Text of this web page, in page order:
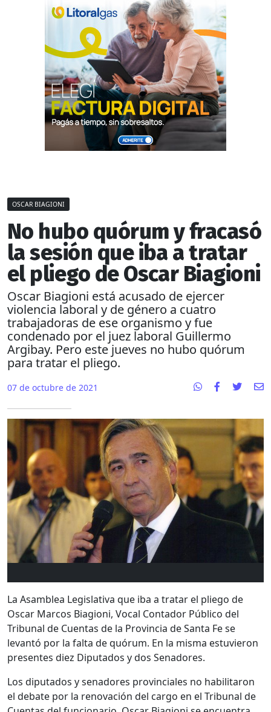
OSCAR BIAGIONI
No hubo quórum y fracasó
la sesión que iba a tratar
el pliego de Oscar Biagioni
Oscar Biagioni está acusado de ejercer
violencia laboral y de género a cuatro
trabajadoras de ese organismo y fue
condenado por el juez laboral Guillermo
Argibay. Pero este jueves no hubo quórum
para tratar el pliego.
07 de octubre de 2021
La Asamblea Legislativa que iba a tratar el pliego de
Oscar Marcos Biagioni, Vocal Contador Público del
Tribunal de Cuentas de la Provincia de Santa Fe se
levantó por la falta de quórum. En la misma estuvieron
presentes diez Diputados y dos Senadores.
Los diputados y senadores provinciales no habilitaron
el debate por la renovación del cargo en el Tribunal de